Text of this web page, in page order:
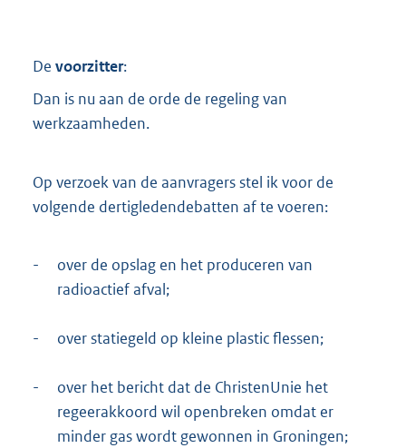
t
,
M
De voorzitter:
Dan is nu aan de orde de regeling van
werkzaamheden.
Op verzoek van de aanvragers stel ik voor de
volgende dertigledendebatten af te voeren:
-
over de opslag en het produceren van
radioactief afval;
- over statiegeld op kleine plastic flessen;
-
over het bericht dat de ChristenUnie het
regeerakkoord wil openbreken omdat er
minder gas wordt gewonnen in Groningen;